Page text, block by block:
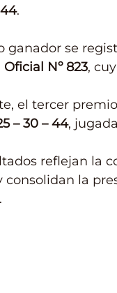
.
ganador se
Nº 823,
el tercer
– 30 – 44,
reflejan la
consolidan la